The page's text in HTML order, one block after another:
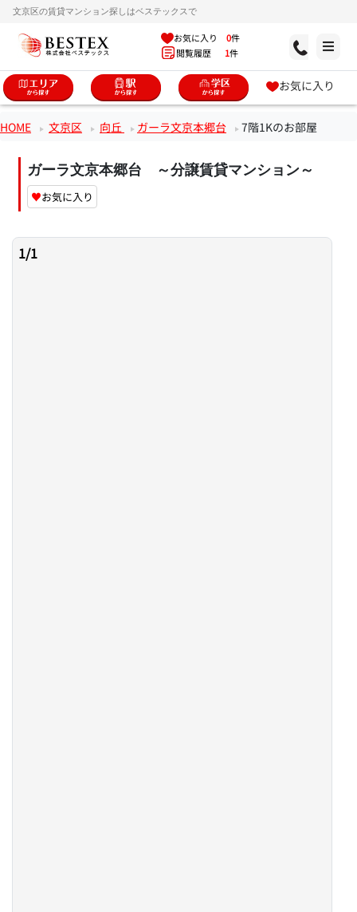
文京区の賃貸マンション探しはベステックスで
お気に入り 0件
閲覧履歴 1件
お気に入り
HOME 文京区 向丘 ガーラ文京本郷台 7階1Kのお部屋
ガーラ文京本郷台 ～分譲賃貸マンション～
♥お気に入り
1/1